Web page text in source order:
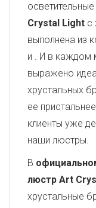
Crystal Light с
выполнена из
и . И в каждом
выражено
хрустальных
ее
клиенты уже
наши люстры.
В
люстр Art
хрустальные